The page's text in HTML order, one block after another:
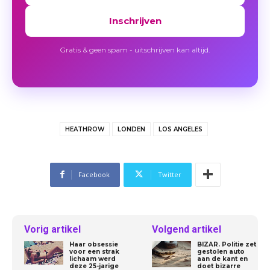
Inschrijven
Gratis & geen spam - uitschrijven kan altijd.
HEATHROW LONDEN LOS ANGELES
Facebook Twitter
Vorig artikel
Haar obsessie
voor een strak
lichaam werd
deze 25-jarige
Volgend artikel
BIZAR. Politie zet
gestolen auto
aan de kant en
doet bizarre